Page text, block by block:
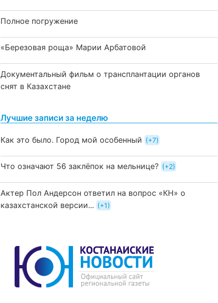
Полное погружение
«Березовая роща» Марии Арбатовой
Документальный фильм о трансплантации органов
снят в Казахстане
Лучшие записи за неделю
Как это было. Город мой особенный +7
Что означают 56 заклёпок на мельнице? +2
Актер Пол Андерсон ответил на вопрос «КН» о
казахстанской версии...
+1